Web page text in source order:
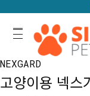
NEXGARD
고양이용 넥스